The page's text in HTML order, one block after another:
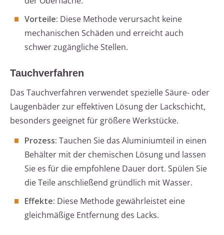
Vorteile: Diese Methode verursacht keine
mechanischen Schäden und erreicht auch
schwer zugängliche Stellen.
Tauchverfahren
Das Tauchverfahren verwendet spezielle Säure- oder
Laugenbäder zur effektiven Lösung der Lackschicht,
besonders geeignet für größere Werkstücke.
Prozess: Tauchen Sie das Aluminiumteil in einen
Behälter mit der chemischen Lösung und lassen
Sie es für die empfohlene Dauer dort. Spülen Sie
die Teile anschließend gründlich mit Wasser.
Effekte: Diese Methode gewährleistet eine
gleichmäßige Entfernung des Lacks.